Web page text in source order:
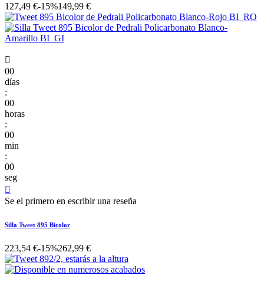
127,49 €-15%149,99 €

00
días
:
00
horas
:
00
min
:
00
seg

Se el primero en escribir una reseña
Silla Tweet 895 Bicolor
223,54 €-15%262,99 €